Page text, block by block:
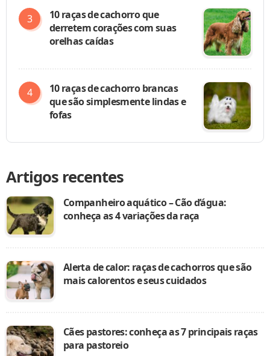
10 raças de cachorro que
derretem corações com suas
orelhas caídas
10 raças de cachorro brancas
que são simplesmente lindas e
fofas
Artigos recentes
Companheiro aquático – Cão d’água:
conheça as 4 variações da raça
Alerta de calor: raças de cachorros que são
mais calorentos e seus cuidados
Cães pastores: conheça as 7 principais raças
para pastoreio